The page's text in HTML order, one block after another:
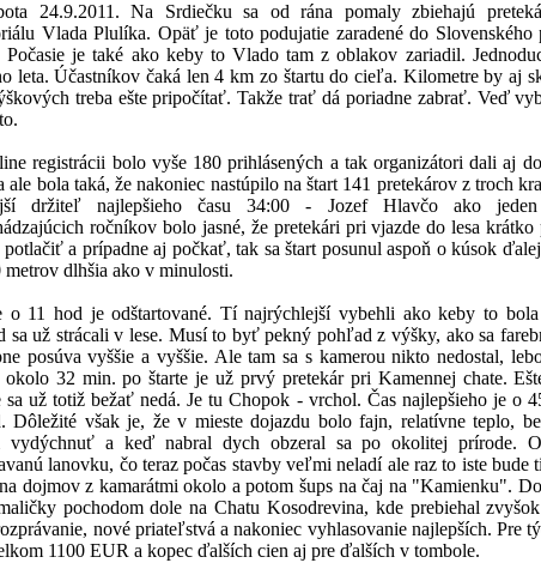
24.9.2011. Na Srdiečku sa od rána pomaly zbiehajú
Vlada Plulíka. Opäť je toto podujatie zaradené do Slovenského
Počasie je také ako keby to Vlado tam z oblakov zariadil.
leta. Účastníkov čaká len 4 km zo štartu do cieľa. Kilometre by aj
treba ešte pripočítať. Takže trať dá poriadne zabrať. Veď
registrácii bolo vyše 180 prihlásených a tak organizátori dali aj
ale bola taká, že nakoniec nastúpilo na štart 141 pretekárov z troch
držiteľ najlepšieho času 34:00 - Jozef Hlavčo ako
ročníkov bolo jasné, že pretekári pri vjazde do lesa krátko
potlačiť a prípadne aj počkať, tak sa štart posunul aspoň o kúsok
metrov dlhšia ako v minulosti.
o 11 hod je odštartované. Tí najrýchlejší vybehli ako keby to
sa už strácali v lese. Musí to byť pekný pohľad z výšky, ako sa
posúva vyššie a vyššie. Ale tam sa s kamerou nikto nedostal,
okolo 32 min. po štarte je už prvý pretekár pri Kamennej chate.
sa už totiž bežať nedá. Je tu Chopok - vrchol. Čas najlepšieho je o
Dôležité však je, že v mieste dojazdu bolo fajn, relatívne teplo,
vydýchnuť a keď nabral dych obzeral sa po okolitej prírode.
lanovku, čo teraz počas stavby veľmi neladí ale raz to iste bude
dojmov z kamarátmi okolo a potom šups na čaj na "Kamienku".
pochodom dole na Chatu Kosodrevina, kde prebiehal
nové priateľstvá a nakoniec vyhlasovanie najlepších. Pre
1100 EUR a kopec ďalších cien aj pre ďalších v tombole.